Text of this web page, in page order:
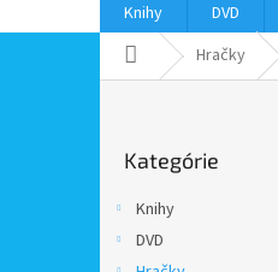
Knihy DVD
DomovHračky
kategórie
Kategórie
Knihy
DVD